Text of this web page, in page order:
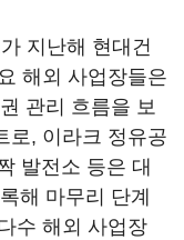
지난해 현대건
해외 사업장들은
관리 흐름을 보
로, 이라크 정유공
발전소 등은 대
해 마무리 단계
수 해외 사업장